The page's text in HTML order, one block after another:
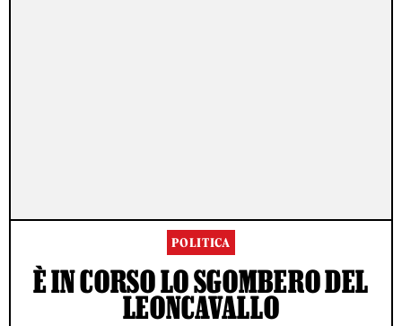
POLITICA
È IN CORSO LO SGOMBERO DEL
LEONCAVALLO